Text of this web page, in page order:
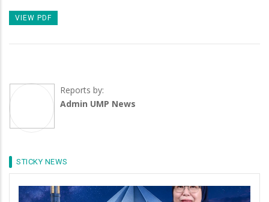
VIEW PDF
Reports by:
Admin UMP News
STICKY NEWS